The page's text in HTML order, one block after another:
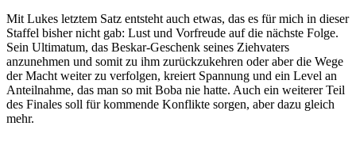
Mit Lukes letztem Satz entsteht auch etwas, das es für mich in dieser
Staffel bisher nicht gab: Lust und Vorfreude auf die nächste Folge.
Sein Ultimatum, das Beskar-Geschenk seines Ziehvaters
anzunehmen und somit zu ihm zurückzukehren oder aber die Wege
der Macht weiter zu verfolgen, kreiert Spannung und ein Level an
Anteilnahme, das man so mit Boba nie hatte. Auch ein weiterer Teil
des Finales soll für kommende Konflikte sorgen, aber dazu gleich
mehr.